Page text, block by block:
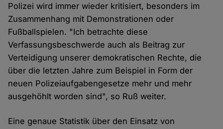
Polizei wird immer wieder kritisiert, besonders im
Zusammenhang mit Demonstrationen oder
Fußballspielen. "Ich betrachte diese
Verfassungsbeschwerde auch als Beitrag zur
Verteidigung unserer demokratischen Rechte, die
über die letzten Jahre zum Beispiel in Form der
neuen Polizeiaufgabengesetze mehr und mehr
ausgehöhlt worden sind", so Ruß weiter.
Eine genaue Statistik über den Einsatz von